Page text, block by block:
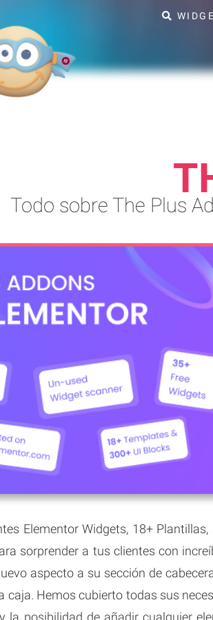
Todo sobre The Plus
Elementor Widgets, 18+
sorprender a tus clientes con
aspecto a su sección de
caja. Hemos cubierto todas sus
la posibilidad de añadir cualquier